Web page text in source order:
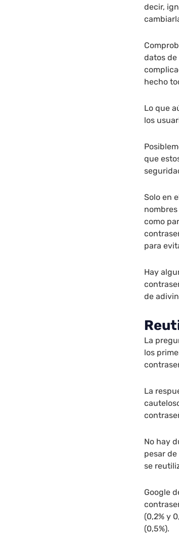
decir,
datos
hecho
Lo que
los
que
Solo en
como
para
Hay
de
La
los
La
No hay
pesar
se
Google
(0,2% y
(0,5%).